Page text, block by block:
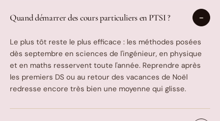
Quand démarrer des cours particuliers en PTSI ?
Le plus tôt reste le plus efficace : les méthodes posées
dès septembre en sciences de l'ingénieur, en physique
et en maths resservent toute l'année. Reprendre après
les premiers DS ou au retour des vacances de Noël
redresse encore très bien une moyenne qui glisse.